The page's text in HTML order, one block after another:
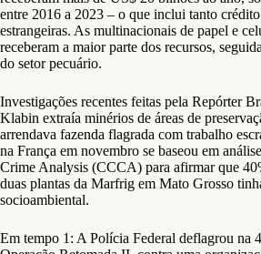
entre 2016 a 2023 – o que inclui tanto
estrangeiras. As multinacionais de papel e
receberam a maior parte dos recursos,
do setor pecuário.
Investigações recentes feitas pela Repórter
Klabin extraía minérios de áreas de
arrendava fazenda flagrada com trabalho
na França em novembro se baseou em
Crime Analysis (CCCA) para afirmar que
duas plantas da Marfrig em Mato Grosso
socioambiental.
Em tempo 1: A Polícia Federal deflagrou na